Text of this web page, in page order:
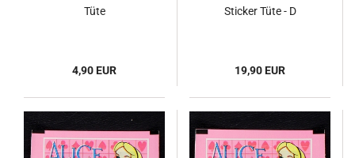
Tüte
4,90 EUR
Sticker Tüte - D
19,90 EUR